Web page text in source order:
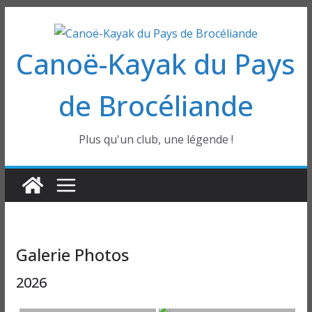
contenu
Canoë-Kayak du Pays
de Brocéliande
Plus qu'un club, une légende !
Galerie Photos
2026